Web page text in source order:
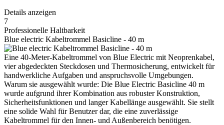
Details anzeigen
7
Professionelle Haltbarkeit
Blue electric Kabeltrommel Basicline - 40 m
Eine 40-Meter-Kabeltrommel von Blue Electric mit Neoprenkabel,
vier abgedeckten Steckdosen und Thermosicherung, entwickelt für
handwerkliche Aufgaben und anspruchsvolle Umgebungen.
Warum sie ausgewählt wurde: Die Blue Electric Basicline 40 m
wurde aufgrund ihrer Kombination aus robuster Konstruktion,
Sicherheitsfunktionen und langer Kabellänge ausgewählt. Sie stellt
eine solide Wahl für Benutzer dar, die eine zuverlässige
Kabeltrommel für den Innen- und Außenbereich benötigen.